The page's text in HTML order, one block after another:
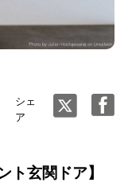
シェ
ア
玄関ドア】